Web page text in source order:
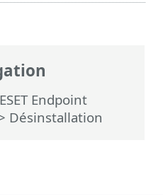
ESET Endpoint
Désinstallation